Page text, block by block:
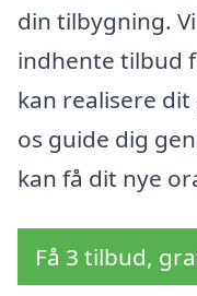
din tilbygning.
indhente tilbud
kan realisere
os guide dig
kan få dit nye
Få 3 tilbud,